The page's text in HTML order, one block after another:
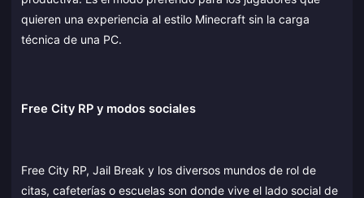
quieren una experiencia al estilo Minecraft sin la carga
técnica de una PC.
Free City RP y modos sociales
Free City RP, Jail Break y los diversos mundos de rol de
citas, cafeterías o escuelas son donde vive el lado social de